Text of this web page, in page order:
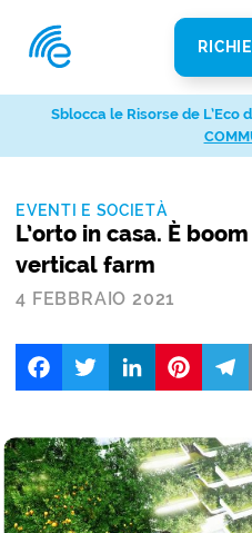
EVENTI E SOCIETÀ
L’orto in casa. È
vertical farm
4 FEBBRAIO 2021
FacebookTwitter LinkedIn
Sblocca le Risorse de L’Eco